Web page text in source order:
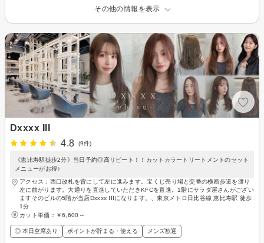
その他の情報を表示
Dxxxx III
4.8
(9件)
《恵比寿駅徒歩2分》当日予約◎高リピート！！カットカラートリートメントのセット
メニューがお得♪
アクセス：西口改札を背にして左に進みます。宝くじ売り場と交番の横断歩道を渡り
左に曲がります。大通りを直進していただきKFCを直進。1階にサラダ屋さんがござい
ますそのビルの5階が当店Dxxxx IIIになります。、東京メトロ日比谷線 恵比寿駅 徒歩
1分
カット単価： ￥6,600～
◎ 本日空席あり ポイントが貯まる・使える メンズ歓迎